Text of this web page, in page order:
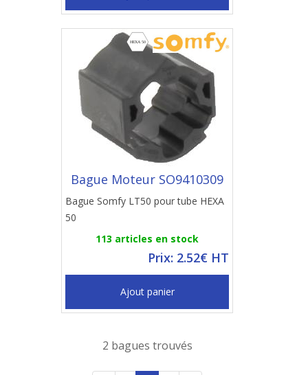
Bague Moteur SO9410309
Bague Somfy LT50 pour tube HEXA
50
113 articles en stock
Prix: 2.52€ HT
Ajout panier
2 bagues trouvés